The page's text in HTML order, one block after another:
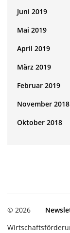
Juni 2019
Mai 2019
April 2019
März 2019
Februar 2019
November 2018
Oktober 2018
© 2026